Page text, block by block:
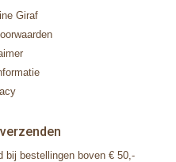
Giraf
bij bestellingen boven € 50,-